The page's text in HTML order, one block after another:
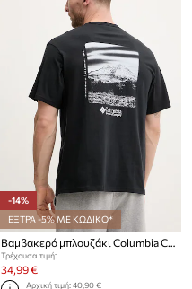
-14%
ΕΞΤΡΑ -5% ΜΕ ΚΩΔΙΚΟ*
Τρέχουσα τιμή:
34,99 €
Αρχική τιμή:40,90 €